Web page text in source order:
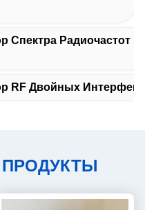
Спектра Радиочастот
RF Двойных